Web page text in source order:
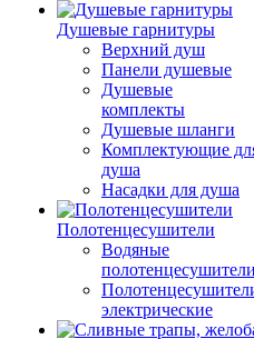
Душевые гарнитуры
Верхний душ
Панели душевые
Душевые
комплекты
Душевые шланги
Комплектующие
душа
Насадки для душа
Полотенцесушители
Водяные
полотенцесушители
электрические